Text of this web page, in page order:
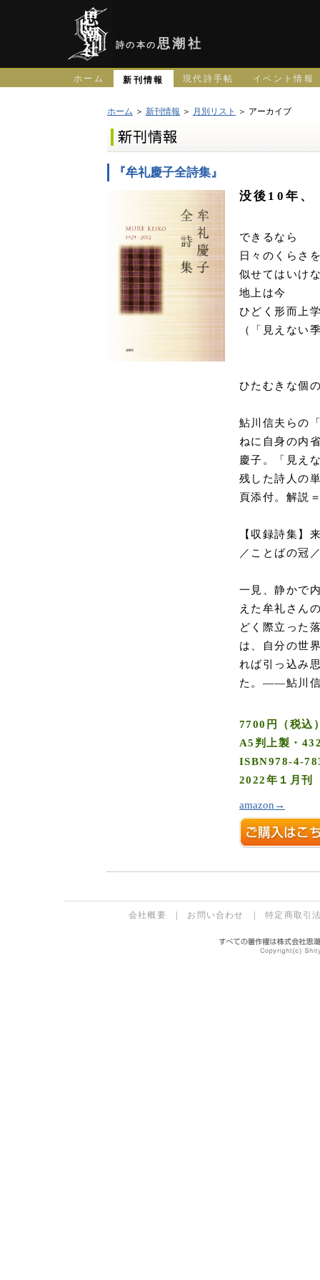
詩の本の 思潮社
ホーム 新刊情報 現代詩手帖 イベント情報
ホーム ＞ 新刊情報 ＞ 月別リスト ＞ アーカイブ
『牟礼慶子全詩集』
没後10年、
できるなら
日々のくらさ
似せてはいけ
地上は今
ひどく形而上
（「見えない
ひたむきな個
鮎川信夫らの
ねに自身の内
慶子。「見え
残した詩人の
頁添付。解説
【収録詩集】
／ことばの冠
一見、静かで
えた牟礼さん
どく際立った
は、自分の世
れば引っ込み
た。――鮎川
7700円（税込
A5判上製・
ISBN978-4-
2022年１月刊
amazon→
会社概要 お問い合わせ |特定商取引